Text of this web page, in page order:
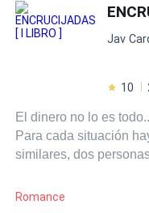
Jav
10
El dinero no lo es
Para cada situación
similares, dos
Romance